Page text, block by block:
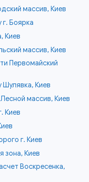
массив, Киев
Боярка
Киев
массив, Киев
Первомайский
Шулявка, Киев
массив, Киев
Киев
г. Киев
зона, Киев
Воскресенка,